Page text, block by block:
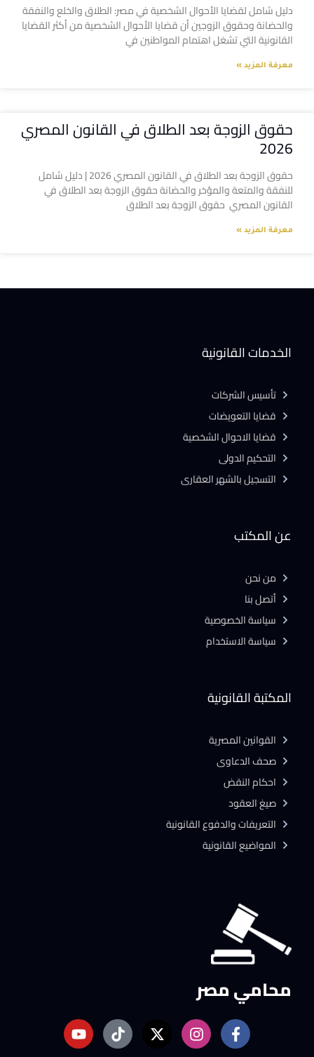
دليل شامل لقضايا الأحوال الشخصية في مصر: الطلاق والخلع والنفقة
والحضانة وحقوق الزوجين أن قضايا الأحوال الشخصية من أكثر القضايا
القانونية التي تشغل اهتمام المواطنين في
معرفة المزيد »
حقوق الزوجة بعد الطلاق في القانون المصري
2026
حقوق الزوجة بعد الطلاق في القانون المصري 2026 | دليل شامل
للنفقة والمتعة والمؤخر والحضانة حقوق الزوجة بعد الطلاق في
القانون المصري حقوق الزوجة بعد الطلاق
معرفة المزيد »
محامي مصر
المكتبة القانونية
القوانين المصرية
صحف الدعاوى
احكام النقض
صيغ العقود
التعريفات والدفوع القانونية
المواضيع القانونية
عن المكتب
من نحن
أتصل بنا
سياسة الخصوصية
سياسة الاستخدام
الخدمات القانونية
تأسيس الشركات
قضايا التعويضات
قضايا الاحوال الشخصية
التحكيم الدولى
التسجيل بالشهر العقارى